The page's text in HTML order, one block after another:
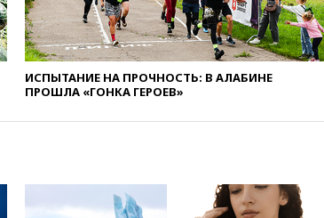
вчера, 20:30Лидию Невзорову
заочно арестовали по делу о
финансировании
экстремизма
вчера, 20:20Суд США
постановил остановить
санкций против России и
Ирана
ИСПЫТАНИЕ НА ПРОЧНОСТЬ: В АЛАБИНЕ
ПРОШЛА «ГОНКА ГЕРОЕВ»